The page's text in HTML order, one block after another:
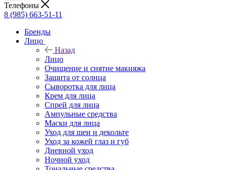
Телефоны
8 (985) 663-51-11
Бренды
Лицо
Назад
Лицо
Очищение и снятие макияжа
Защита от солнца
Сыворотка для лица
Крем для лица
Спрей для лица
Ампульные средства
Маски для лица
Уход для шеи и декольте
Уход за кожей глаз и губ
Дневной уход
Ночной уход